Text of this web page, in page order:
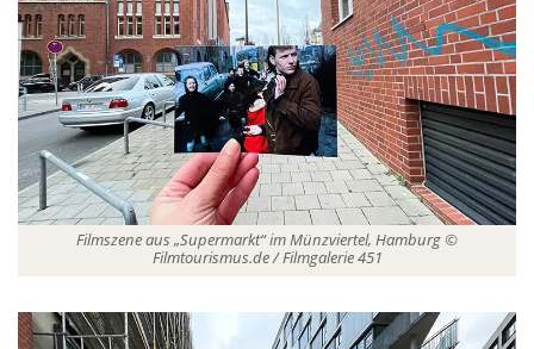
Filmszene aus „Supermarkt“ im Münzviertel, Hamburg ©
Filmtourismus.de / Filmgalerie 451